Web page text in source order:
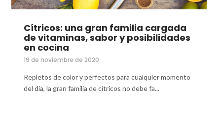
Cítricos: una gran familia cargada
de vitaminas, sabor y posibilidades
en cocina
19 de noviembre de 2020
Repletos de color y perfectos para cualquier momento
del día, la gran familia de cítricos no debe fa...